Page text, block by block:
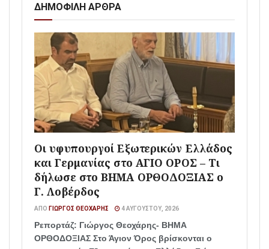
ΔΗΜΟΦΙΛΗ ΑΡΘΡΑ
Οι υφυπουργοί Εξωτερικών Ελλάδος
και Γερμανίας στο ΑΓΙΟ ΟΡΟΣ – Τι
δήλωσε στο ΒΗΜΑ ΟΡΘΟΔΟΞΙΑΣ ο
Γ. Λοβέρδος
ΑΠΌ ΓΙΏΡΓΟΣ ΘΕΟΧΆΡΗΣ 4 ΑΥΓΟΎΣΤΟΥ, 2026
Ρεπορτάζ: Γιώργος Θεοχάρης- ΒΗΜΑ
ΟΡΘΟΔΟΞΙΑΣ Στο Άγιον Όρος βρίσκονται ο